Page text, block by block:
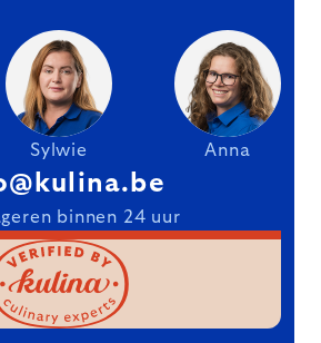
Sylwie Anna
binnen 24 uur